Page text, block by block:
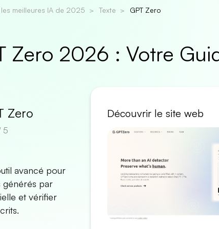
meilleures IA de 2025 Texte GPT Zero
Zero 2026 : Votre
Zero
5
avancé pour
générés par
et vérifier
Découvrir le site web